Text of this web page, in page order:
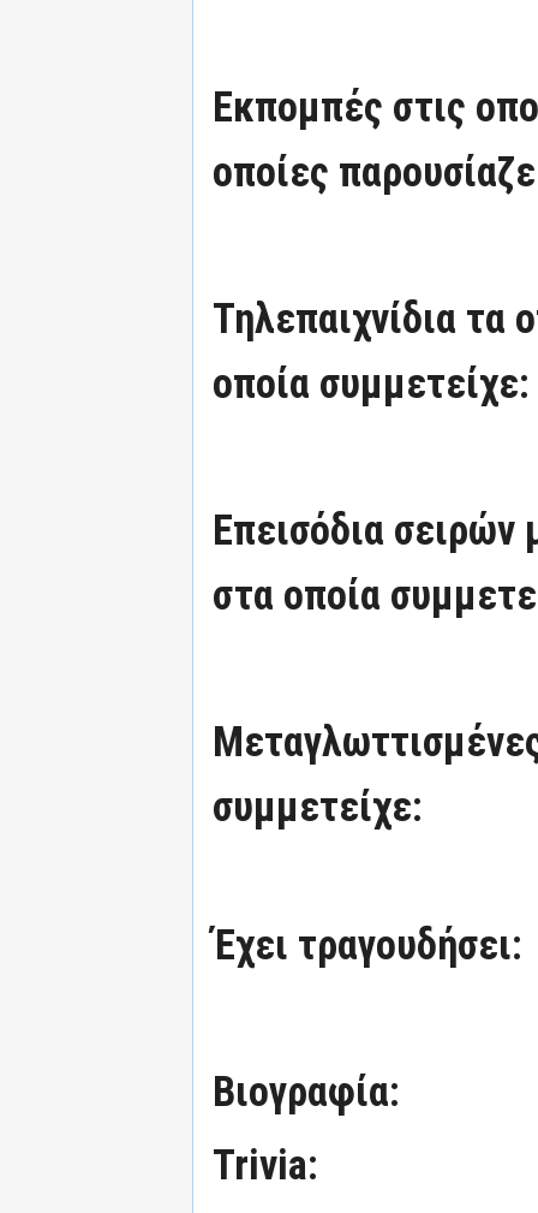
Εκπομπές στις
οποίες
Τηλεπαιχνίδια τα
οποία συμμετείχε:
Επεισόδια
στα οποία
συμμετείχε:
Έχει τραγουδήσει:
Βιογραφία:
Trivia: